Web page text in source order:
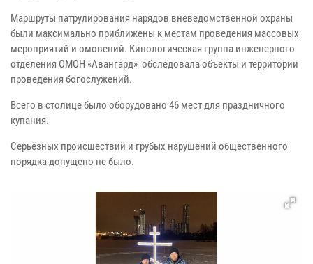
Маршруты патрулирования нарядов вневедомственной охраны
были максимально приближены к местам проведения массовых
мероприятий и омовений. Кинологическая группа инженерного
отделения ОМОН «Авангард» обследовала объекты и территории
проведения богослужений.
Всего в столице было оборудовано 46 мест для праздничного
купания.
Серьёзных происшествий и грубых нарушений общественного
порядка допущено не было.